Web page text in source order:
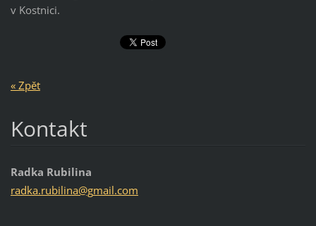
v Kostnici.
« Zpět
Kontakt
Radka Rubilina
radka.rubilina@gmail.com